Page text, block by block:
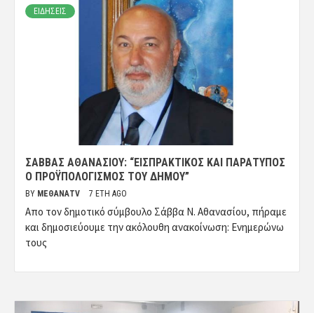
ΕΙΔΗΣΕΙΣ
ΣΆΒΒΑΣ ΑΘΑΝΑΣΊΟΥ: “ΕΙΣΠΡΑΚΤΙΚΌΣ ΚΑΙ ΠΑΡΆΤΥΠΟΣ
Ο ΠΡΟΫΠΟΛΟΓΙΣΜΌΣ ΤΟΥ ΔΉΜΟΥ”
BY ΜΈΘΑΝΑTV 7 ΈΤΗ AGO
Απο τον δημοτικό σύμβουλο Σάββα Ν. Αθανασίου, πήραμε
και δημοσιεύουμε την ακόλουθη ανακοίνωση: Ενημερώνω
τους